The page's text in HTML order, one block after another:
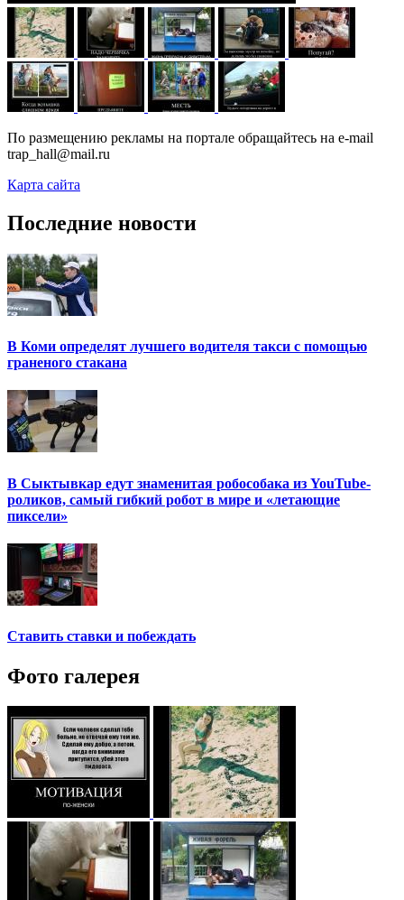
По размещению рекламы на портале обращайтесь на e-mail
trap_hall@mail.ru
Карта сайта
Последние новости
В Коми определят лучшего водителя такси с помощью
граненого стакана
В Сыктывкар едут знаменитая робособака из YouTube-
роликов, самый гибкий робот в мире и «летающие
пиксели»
Ставить ставки и побеждать
Фото галерея